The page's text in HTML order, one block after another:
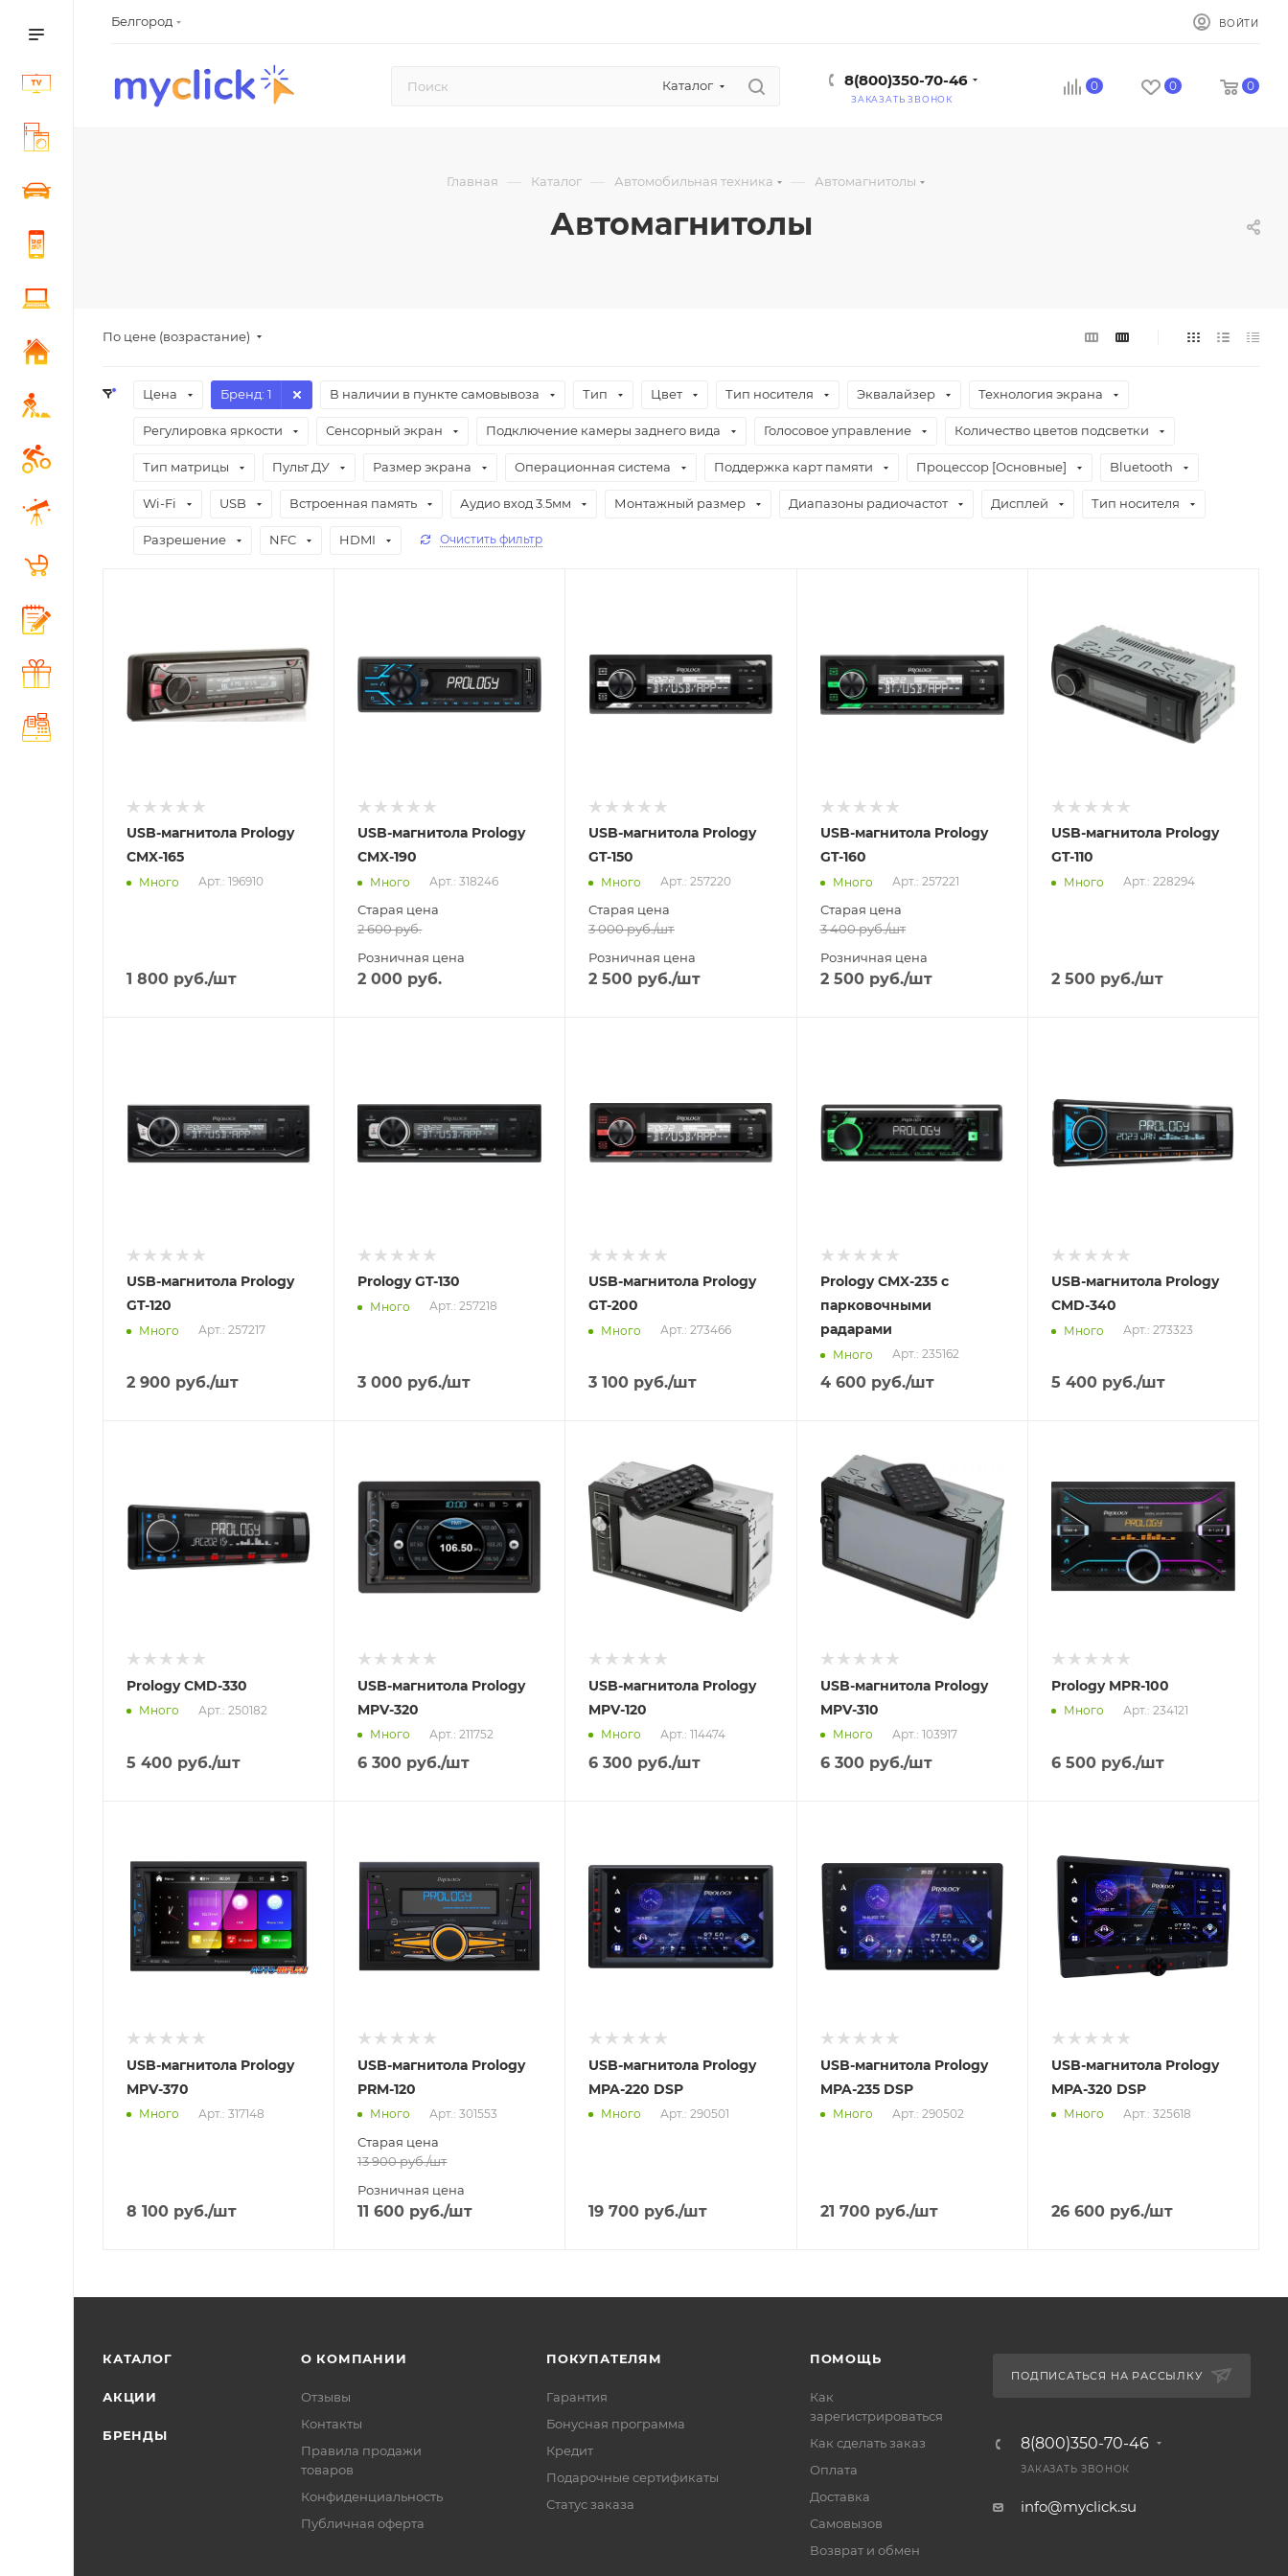
Белгород ВОЙТИ
Каталог 8(800)350-70-46
ЗАКАЗАТЬ ЗВОНОК
0 0 0
Главная — Каталог — Автомобильная техника — Автомагнитолы
Автомагнитолы
По цене (возрастание)
Цена Бренд: 1 В наличии в пункте самовывоза Тип Цвет Тип носителя Эквалайзер Технология экрана
Регулировка яркости Сенсорный экран Подключение камеры заднего вида Голосовое управление Количество цветов подсветки
Тип матрицы Пульт ДУ Размер экрана Операционная система Поддержка карт памяти Процессор [Основные] Bluetooth
Wi-Fi USB Встроенная память Аудио вход 3.5мм Монтажный размер Диапазоны радиочастот Дисплей Тип носителя
Разрешение NFC HDMI Очистить фильтр
В наличии в пункте
самовывоза
Нет
USB-магнитола Prology
CMX-165
Много Арт.: 196910
1 800 руб./шт
самовывоза
Нет
USB-магнитола Prology
CMX-190
Много Арт.: 318246
Старая цена
2 600руб.
Розничная цена
2 000 руб.
самовывоза
Нет
USB-магнитола Prology
GT-150
Много Арт.: 257220
Старая цена
3 000руб./шт
Розничная цена
2 500 руб./шт
самовывоза
Нет
USB-магнитола Prology
GT-160
Много Арт.: 257221
Старая цена
3 400руб./шт
Розничная цена
2 500руб./шт
В наличии в пункте
самовывоза
Нет
USB-магнитола Prology
GT-110
Много Арт.: 228294
2 500руб./шт
самовывоза
Нет
USB-магнитола Prology
GT-120
Много Арт.: 257217
2 900 руб./шт
самовывоза
Нет
Prology GT-130
Много Арт.: 257218
3 000 руб./шт
самовывоза
Нет
USB-магнитола Prology
GT-200
Много Арт.: 273466
3 100 руб./шт
самовывоза
Нет
Prology CMX-235 с
парковочными
радарами
Много Арт.: 235162
4 600руб./шт
В наличии в пункте
самовывоза
Нет
USB-магнитола Prology
CMD-340
Много Арт.: 273323
5 400руб./шт
самовывоза
Нет
Prology CMD-330
Много Арт.: 250182
5 400 руб./шт
В наличии в пункте
самовывоза
Нет
USB-магнитола Prology
MPV-320
Много Арт.: 211752
6 300 руб./шт
18.08.2026
В наличии в пункте
самовывоза
Нет
USB-магнитола Prology
MPV-120
Много Арт.: 114474
6 300 руб./шт
Отправим
18.08.2026
В наличии в пункте
самовывоза
Нет
USB-магнитола Prology
MPV-310
Много Арт.: 103917
6 300руб./шт
В наличии в пункте
самовывоза
Нет
Prology MPR-100
Много Арт.: 234121
6 500руб./шт
В наличии в пункте
самовывоза
Нет
USB-магнитола Prology
MPV-370
Много Арт.: 317148
8 100 руб./шт
В наличии в пункте
самовывоза
Нет
USB-магнитола Prology
PRM-120
Много Арт.: 301553
Старая цена
13 900руб./шт
Розничная цена
11 600 руб./шт
В наличии в пункте
самовывоза
Нет
USB-магнитола Prology
MPA-220 DSP
Много Арт.: 290501
19 700 руб./шт
В наличии в пункте
самовывоза
Нет
USB-магнитола Prology
MPA-235 DSP
Много Арт.: 290502
21 700руб./шт
В наличии в пункте
самовывоза
Нет
USB-магнитола Prology
MPA-320 DSP
Много Арт.: 325618
26 600руб./шт
КАТАЛОГ
АКЦИИ
БРЕНДЫ
О КОМПАНИИ
Отзывы
Контакты
Правила продажи
товаров
Конфиденциальность
Публичная оферта
ПОКУПАТЕЛЯМ
Гарантия
Бонусная программа
Кредит
Подарочные сертификаты
Статус заказа
ПОМОЩЬ
Как
зарегистрироваться
Как сделать заказ
Оплата
Доставка
Самовызов
Возврат и обмен
ПОДПИСАТЬСЯ НА РАССЫЛКУ
8(800)350-70-46
ЗАКАЗАТЬ ЗВОНОК
info@myclick.su